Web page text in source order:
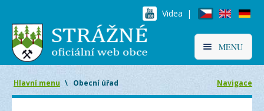
Videa |
MENU
Navigace
Hlavní menu \ Obecní úřad